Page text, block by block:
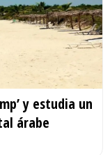
y estudia un
árabe